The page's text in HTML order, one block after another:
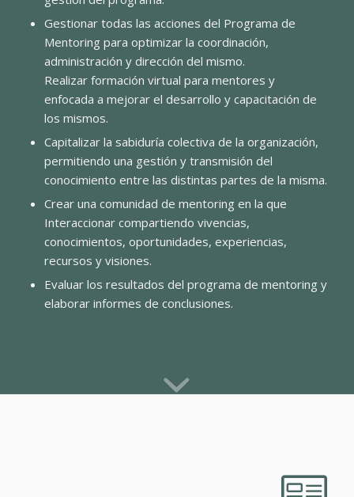
Gestionar todas las acciones del Programa de
Mentoring para optimizar la coordinación,
administración y dirección del mismo.
Realizar formación virtual para mentores y
enfocada a mejorar el desarrollo y capacitación de
los mismos.
Capitalizar la sabiduría colectiva de la organización,
permitiendo una gestión y transmisión del
conocimiento entre las distintas partes de la misma.
Crear una comunidad de mentoring en la que
Interaccionar compartiendo vivencias,
conocimientos, oportunidades, experiencias,
recursos y visiones.
Evaluar los resultados del programa de mentoring y
elaborar informes de conclusiones.